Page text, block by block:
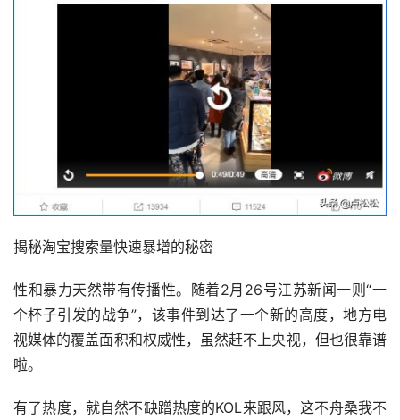
揭秘淘宝搜索量快速暴增的秘密
性和暴力天然带有传播性。随着2月26号江苏新闻一则“一
个杯子引发的战争”，该事件到达了一个新的高度，地方电
视媒体的覆盖面积和权威性，虽然赶不上央视，但也很靠谱
啦。
有了热度，就自然不缺蹭热度的KOL来跟风，这不舟桑我不